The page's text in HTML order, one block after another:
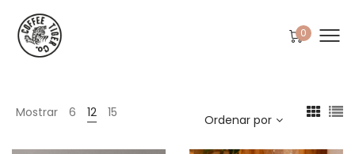
0
Mostrar 6 12 15 Ordenar por